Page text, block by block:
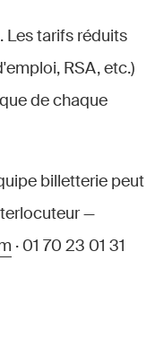
Les tarifs réduits
RSA, etc.)
de chaque
billetterie peut
—
· 01 70 23 01 31